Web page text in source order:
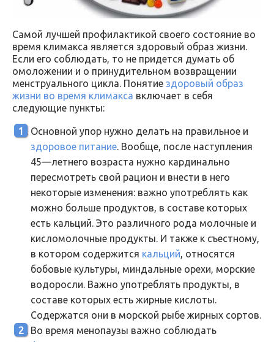
Самой лучшей профилактикой своего состояние во
время климакса является здоровый образ жизни.
Если его соблюдать, то не придется думать об
омоложении и о принудительном возвращении
менструального цикла. Понятие здоровый образ
жизни во время климакса включает в себя
следующие пункты:
Основной упор нужно делать на правильное и
здоровое питание . Вообще, после наступления
45—летнего возраста нужно кардинально
пересмотреть свой рацион и внести в него
некоторые изменения: важно употреблять как
можно больше продуктов, в составе которых
есть кальций. Это различного рода молочные и
кисломолочные продукты. И также к съестному,
в котором содержится кальций , относятся
бобовые культуры, миндальные орехи, морские
водоросли. Важно употреблять продукты, в
составе которых есть жирные кислоты.
Содержатся они в морской рыбе жирных сортов.
Во время менопаузы важно соблюдать